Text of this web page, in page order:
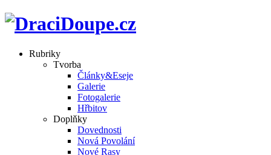
Rubriky
Tvorba
Články&Eseje
Galerie
Fotogalerie
Hřbitov
Doplňky
Dovednosti
Nová Povolání
Nové Rasy